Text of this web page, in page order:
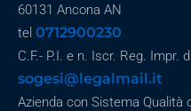
60131 Ancona AN
tel 0712900230
C.F.- P.I. e n. Iscr. Reg. Impr.
sogesi@legalmail.it
Azienda con Sistema Qualità